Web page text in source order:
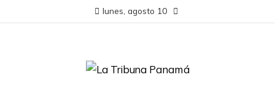
lunes, agosto 10